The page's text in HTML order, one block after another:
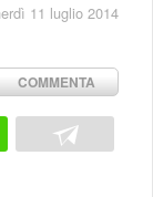
11 luglio 2014
COMMENTA